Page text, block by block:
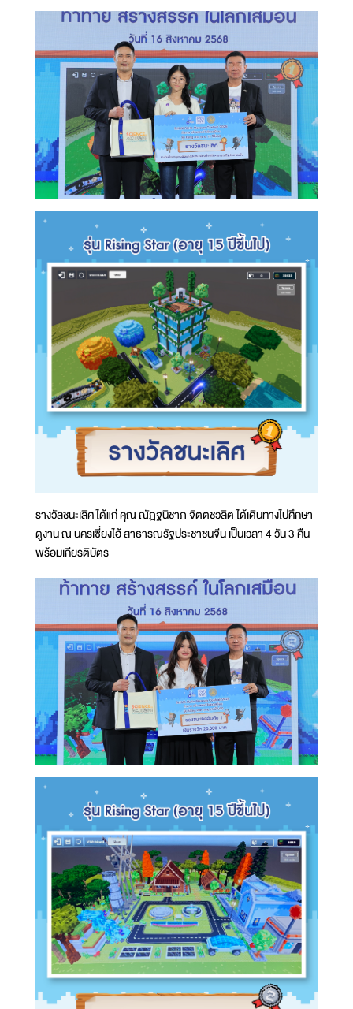
รางวัลชนะเลิศ ได้แก่ คุณ ณัฎฐนิชาภ จิตตชวลิต ได้เดินทางไปศึกษา
ดูงาน ณ นครเซี่ยงไฮ้ สาธารณรัฐประชาชนจีน เป็นเวลา 4 วัน 3 คืน
พร้อมเกียรติบัตร